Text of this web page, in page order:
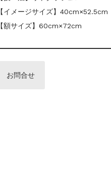
【イメージサイズ】40cm×52.5cm
【額サイズ】60cm×72cm